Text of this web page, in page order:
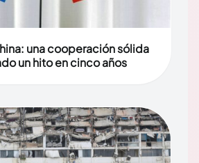
una cooperación sólida
un hito en cinco años